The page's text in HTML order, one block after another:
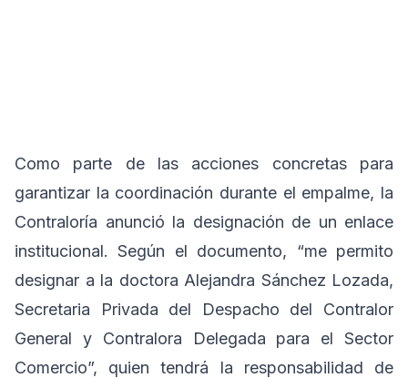
Como parte de las acciones concretas para
garantizar la coordinación durante el empalme, la
Contraloría anunció la designación de un enlace
institucional. Según el documento, “me permito
designar a la doctora Alejandra Sánchez Lozada,
Secretaria Privada del Despacho del Contralor
General y Contralora Delegada para el Sector
Comercio”, quien tendrá la responsabilidad de